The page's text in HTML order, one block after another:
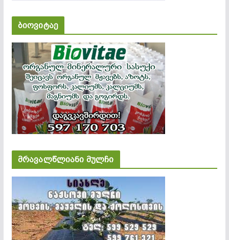
ბიოვიტაე
მრავალწლიანი მულჩი